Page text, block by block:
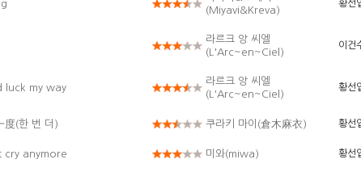
(Miyavi&Kreva)
황선
라르크 앙 씨엘
(L'Arc~en~Ciel)
이건
luck my way
라르크 앙 씨엘
(L'Arc~en~Ciel)
황선
度(한 번 더) 쿠라키 마이(倉木麻衣) 황선
cry anymore 미와(miwa) 황선